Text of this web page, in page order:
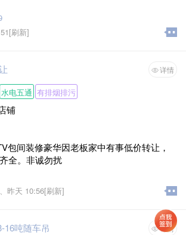
[刷新]
详情
水电五通 有排烟排污
铺
包间装修豪华因老板家中有事低价转让，
全。非诚勿扰
昨天 10:56[刷新]
16吨随车吊 详情